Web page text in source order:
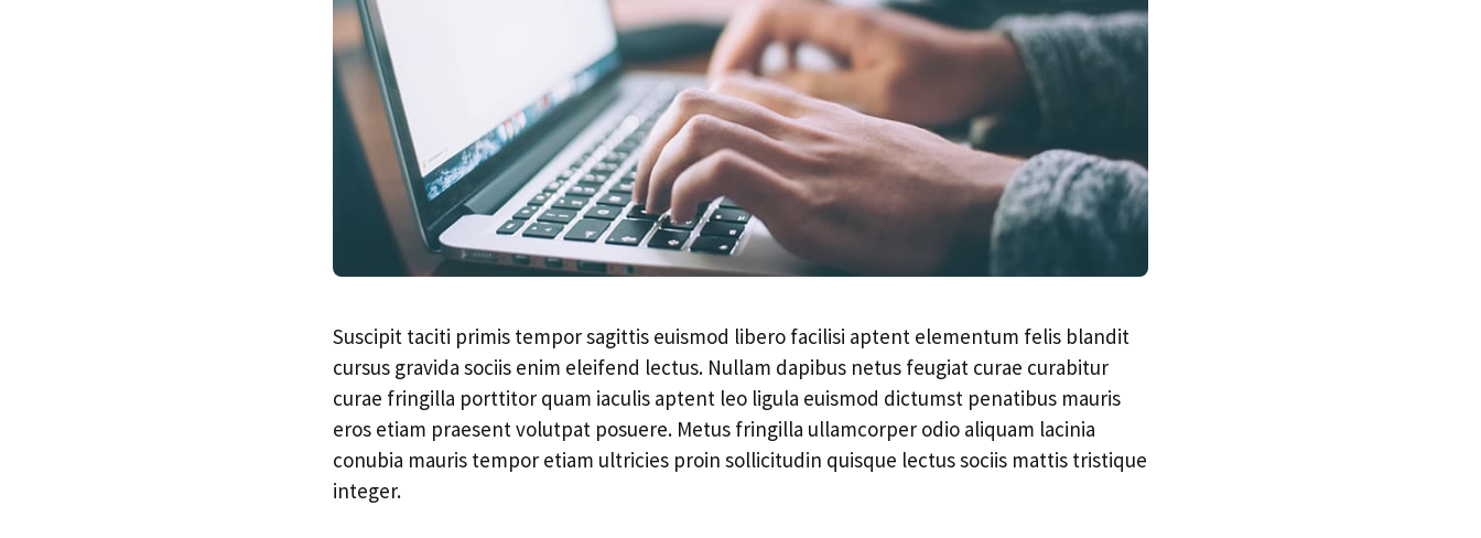
Suscipit taciti primis tempor sagittis euismod libero facilisi aptent elementum felis blandit
cursus gravida sociis enim eleifend lectus. Nullam dapibus netus feugiat curae curabitur
curae fringilla porttitor quam iaculis aptent leo ligula euismod dictumst penatibus mauris
eros etiam praesent volutpat posuere. Metus fringilla ullamcorper odio aliquam lacinia
conubia mauris tempor etiam ultricies proin sollicitudin quisque lectus sociis mattis tristique
integer.